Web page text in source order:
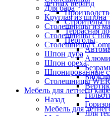
летних веранд
Террасная
Перголы
Для
Для бара
Круглая из шпона
Столешницы из
Столешницы с
Столешницы
Шпон дуба
Шпон ореха
Шпонированные
Столешницы
Мебель для летнего кафе
Назад
Мебель для